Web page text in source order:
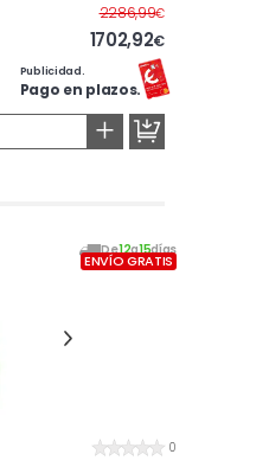
2286,99€Antes
1702,92€
Publicidad.
Pago en plazos.
+
De12a15días
ENVÍO GRATIS
0